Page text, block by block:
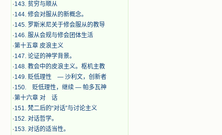
·143. 贫穷与顺从
·144. 修会对服从的新概念。
·145. 罗斯米尼关于修会服从的教导
·146. 服从会规与修会团体生活
·第十五章 皮浪主义
·147. 论证的神学背景。
·148. 教会中的皮浪主义。枢机主教
·149. 贬低理性 — 沙利文，创新者
·150. 贬低理性，继续 — 帕多瓦神
·第十六章 对 话
·151. 梵二后的“对话”与讨论主义
·152. 对话哲学。
·153. 对话的适当性。